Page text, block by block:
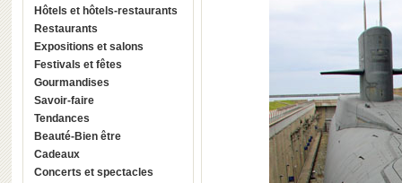
Hôtels et hôtels-restaurants
Restaurants
Expositions et salons
Festivals et fêtes
Gourmandises
Savoir-faire
Tendances
Beauté-Bien être
Cadeaux
Concerts et spectacles